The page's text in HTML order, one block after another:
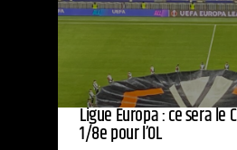
Ligue Europa : ce sera le
1/8e pour l’OL